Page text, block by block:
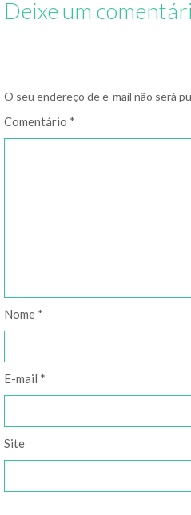
Deixe um
O seu endereço de e-mail não será
Comentário *
Nome *
E-mail *
Site